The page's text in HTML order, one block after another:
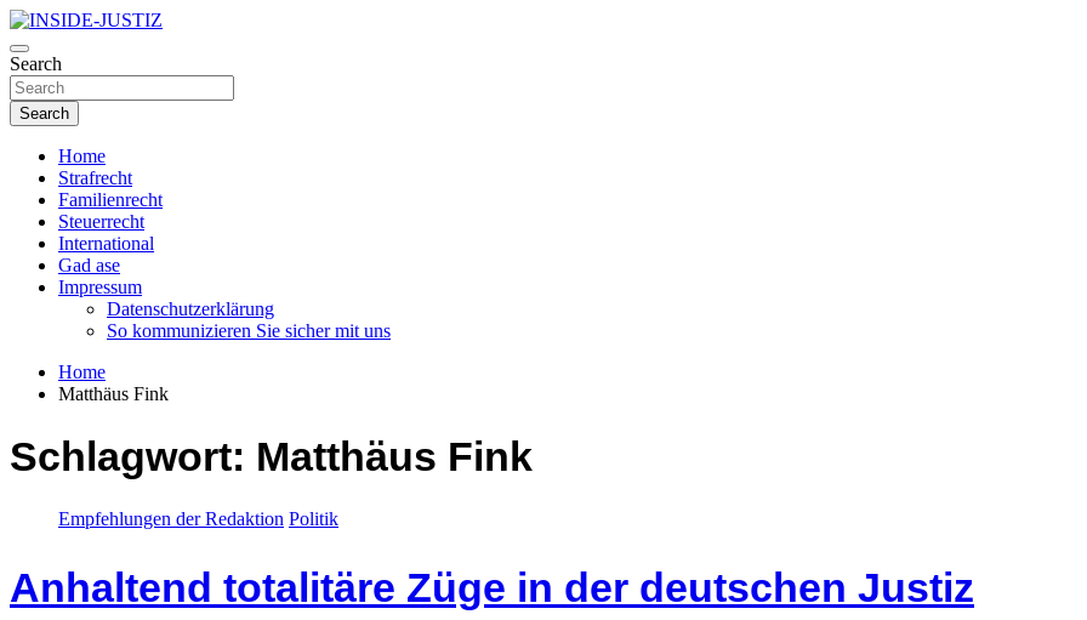
Skip
to
content
INSIDE-JUSTIZ
Investigativer Journalismus zur Dritten Gewalt
Search
Search
Home
Strafrecht
Familienrecht
Steuerrecht
International
Gad ase
Impressum
Datenschutzerklärung
So kommunizieren Sie sicher mit uns
Home
Matthäus Fink
Schlagwort: Matthäus Fink
Empfehlungen der Redaktion Politik
Anhaltend totalitäre Züge in der deutschen Justiz